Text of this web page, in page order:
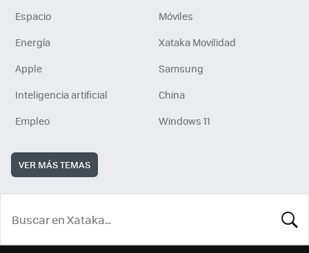
Espacio
Móviles
Energía
Xataka Movilidad
Apple
Samsung
Inteligencia artificial
China
Empleo
Windows 11
VER MÁS TEMAS